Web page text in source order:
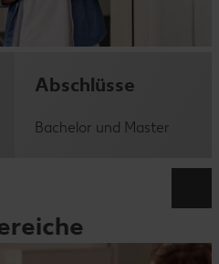
Abschlüsse
Bachelor und Master